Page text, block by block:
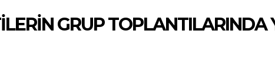
GRUP